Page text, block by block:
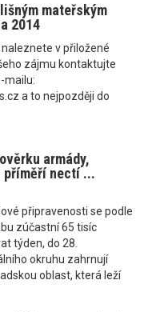
mateřským
2014
v přiložené
zájmu kontaktujte
mailu:
a to nejpozději do
armády,
příměří nectí ...
připravenosti se podle
zúčastní 65 tisíc
týden, do 28.
okruhu zahrnují
oblast, která leží